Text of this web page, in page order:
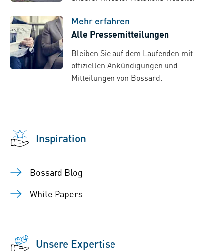
Mehr erfahren
Alle Pressemitteilungen
Bleiben Sie auf dem Laufenden mit
offiziellen Ankündigungen und
Mitteilungen von Bossard.
Inspiration
Bossard Blog
White Papers
Unsere Expertise